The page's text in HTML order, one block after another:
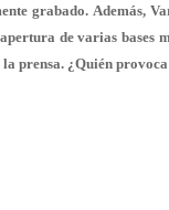
grabado. Además,
de varias
prensa. ¿Quién